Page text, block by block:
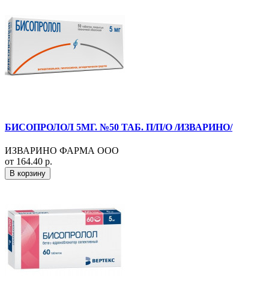
БИСОПРОЛОЛ 5МГ. №50 ТАБ. П/П/О /ИЗВАРИНО/
ИЗВАРИНО ФАРМА ООО
от 164.40 р.
В корзину